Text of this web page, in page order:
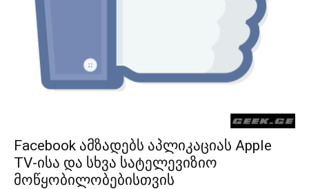
Facebook ამზადებს აპლიკაციას Apple
TV-ისა და სხვა სატელევიზიო
მოწყობილობებისთვის